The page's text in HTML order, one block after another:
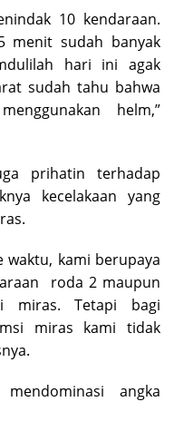
10 kendaraan.
menit sudah banyak
hari ini agak
sudah tahu bahwa
helm,”
prihatin terhadap
kecelakaan yang
waktu, kami berupaya
roda 2 maupun
miras. Tetapi bagi
miras kami tidak
angka